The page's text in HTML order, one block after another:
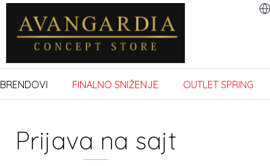
BRENDOVI FINALNO SNIŽENJE OUTLET SPRING
Prijava na sajt